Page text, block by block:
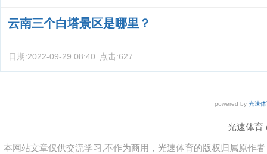
云南三个白塔景区是哪里？
日期:2022-09-29 08:40 点击:627
powered by 光速
光速体育
本网站文章仅供交流学习,不作为商用，光速体育的版权归属原作